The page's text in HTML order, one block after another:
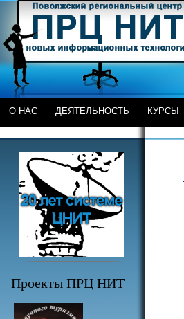
О НАС ДЕЯТЕЛЬНОСТЬ КУРСЫ
Проекты ПРЦ НИТ